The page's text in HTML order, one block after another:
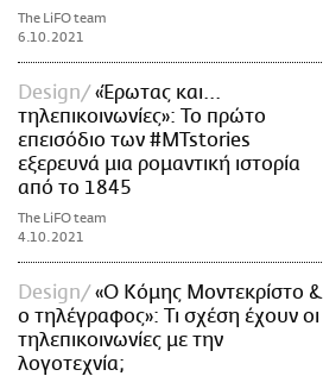
The LiFO team
6.10.2021
Design
«Έρωτας και...
τηλεπικοινωνίες»: Το πρώτο
επεισόδιο των #MTstories
εξερευνά μια ρομαντική ιστορία
από το 1845
The LiFO team
4.10.2021
Design
«Ο Κόμης Μοντεκρίστο &
ο τηλέγραφος»: Τι σχέση έχουν οι
τηλεπικοινωνίες με την
λογοτεχνία;